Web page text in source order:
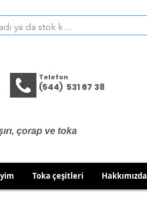
Telefon
(544) 531 67 38
çorap ve toka
Toka çeşitleri Hakkımızda